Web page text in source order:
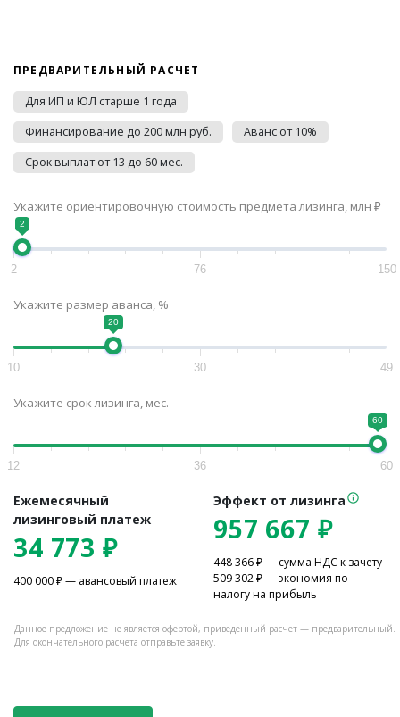
ПРЕДВАРИТЕЛЬНЫЙ РАСЧЕТ
Для ИП и ЮЛ старше 1 года
Финансирование до 200 млн руб.
Аванс от 10%
Срок выплат от 13 до 60 мес.
Укажите ориентировочную стоимость предмета лизинга, млн ₽
2
2 76 150
Укажите размер аванса, %
20
10 30 49
Укажите срок лизинга, мес.
60
12 36 60
Ежемесячный
лизинговый платеж
34 773 ₽
400 000₽ — авансовый платеж
Эффект от лизинга
957 667 ₽
448 366₽ — сумма НДС к зачету
509 302₽ — экономия по
налогу на прибыль
Данное предложение не является офертой, приведенный расчет — предварительный.
Для окончательного расчета отправьте заявку.